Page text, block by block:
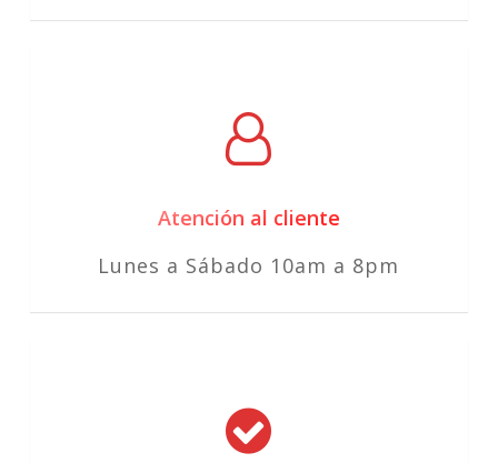
Atención al cliente
Lunes a Sábado 10am a 8pm